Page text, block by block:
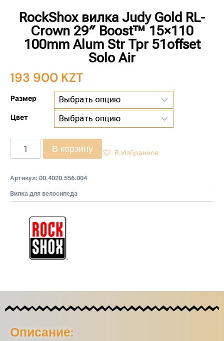
RockShox вилка Judy Gold RL-
Crown 29″ Boost™ 15×110
100mm Alum Str Tpr 51offset
Solo Air
193 900 KZT
Размер
Цвет
В корзину В Избранное
Артикул: 00.4020.556.004
Вилка для велосипеда
Описание: